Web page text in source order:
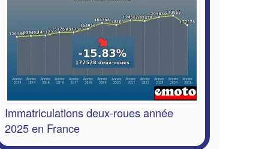
Immatriculations deux-roues année
2025 en France